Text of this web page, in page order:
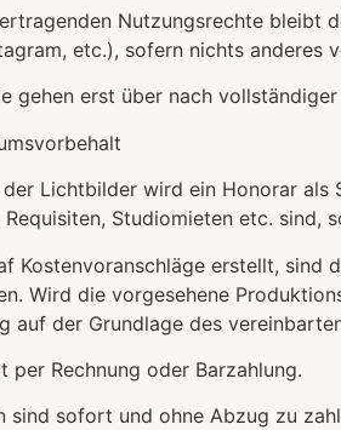
Nutzungsrechte bleibt
etc.), sofern nichts anderes
gehen erst über nach
der Lichtbilder wird ein Honorar
Requisiten, Studiomieten etc.
Kostenvoranschläge erstellt, sind
Wird die vorgesehene
auf der Grundlage des
per Rechnung oder Barzahlung.
sind sofort und ohne Abzug zu